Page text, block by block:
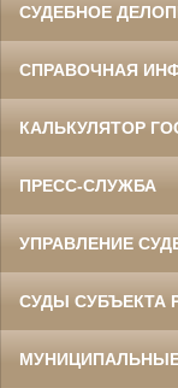
СУДЕБНОЕ
СПРАВОЧНАЯ
КАЛЬКУЛЯТОР
ПРЕСС-СЛУЖБА
УПРАВЛЕНИЕ
СУДЫ СУБЪЕКТА